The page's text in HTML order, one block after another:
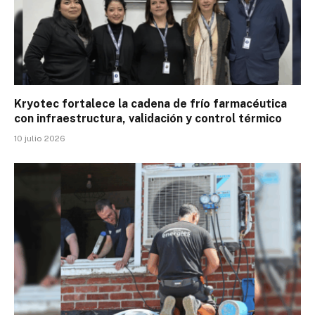
Kryotec fortalece la cadena de frío farmacéutica
con infraestructura, validación y control térmico
10 julio 2026